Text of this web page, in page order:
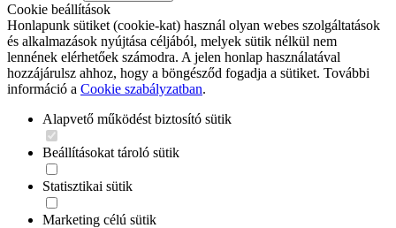
Cookie beállítások
Honlapunk sütiket (cookie-kat) használ olyan webes szolgáltatások
és alkalmazások nyújtása céljából, melyek sütik nélkül nem
lennének elérhetőek számodra. A jelen honlap használatával
hozzájárulsz ahhoz, hogy a böngésződ fogadja a sütiket. További
információ a Cookie szabályzatban.
Alapvető működést biztosító sütik
Beállításokat tároló sütik
Statisztikai sütik
Marketing célú sütik